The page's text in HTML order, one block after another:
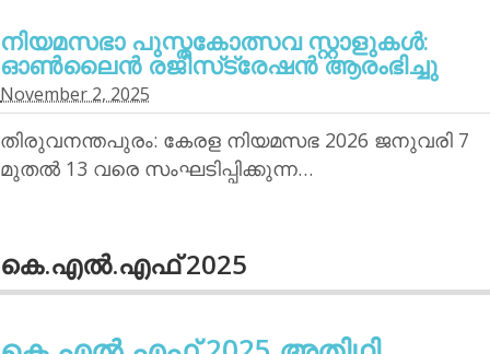
നിയമസഭാ പുസ്തകോത്സവ സ്റ്റാളുകള്‍:
ഓണ്‍ലൈന്‍ രജിസ്‌ട്രേഷന്‍ ആരംഭിച്ചു
November 2, 2025
തിരുവനന്തപുരം: കേരള നിയമസഭ 2026 ജനുവരി 7
മുതല്‍ 13 വരെ സംഘടിപ്പിക്കുന്ന…
കെ.എല്‍.എഫ് 2025